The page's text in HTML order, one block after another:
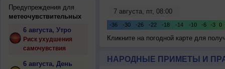
Предупреждения для
метеочувствительных
6 августа, Утро
Риск ухудшения
самочувствия
6 августа, День
Кликните на погодной карте для
НАРОДНЫЕ ПРИМЕТЫ И